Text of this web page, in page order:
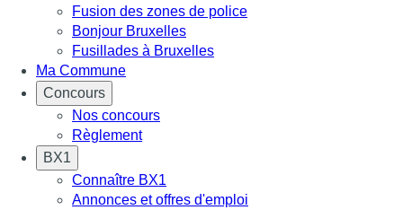
Fusion des zones de police
Bonjour Bruxelles
Fusillades à Bruxelles
Ma Commune
Concours
Nos concours
Règlement
BX1
Connaître BX1
Annonces et offres d'emploi